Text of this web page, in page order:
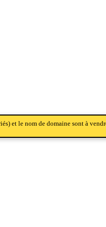
et le nom de domaine sont à